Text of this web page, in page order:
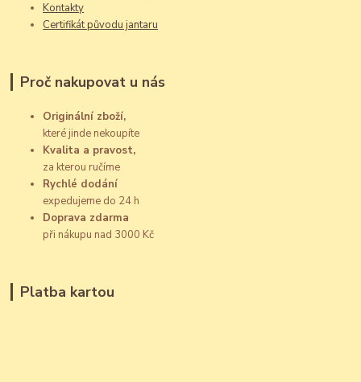
Kontakty
Certifikát původu jantaru
Proč nakupovat u nás
Originální zboží,
které jinde nekoupíte
Kvalita a pravost,
za kterou ručíme
Rychlé dodání
expedujeme do 24 h
Doprava zdarma
při nákupu nad 3000 Kč
Platba kartou